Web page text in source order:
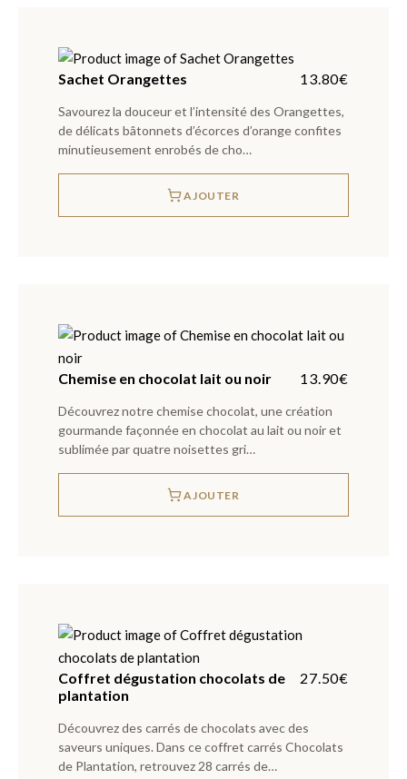
Sachet Orangettes 13.80€
Savourez la douceur et l’intensité des Orangettes,
de délicats bâtonnets d’écorces d’orange confites
minutieusement enrobés de cho…
AJOUTER
Chemise en chocolat lait ou noir 13.90€
Découvrez notre chemise chocolat, une création
gourmande façonnée en chocolat au lait ou noir et
sublimée par quatre noisettes gri…
AJOUTER
Coffret dégustation chocolats de
plantation
27.50€
Découvrez des carrés de chocolats avec des
saveurs uniques. Dans ce coffret carrés Chocolats
de Plantation, retrouvez 28 carrés de…